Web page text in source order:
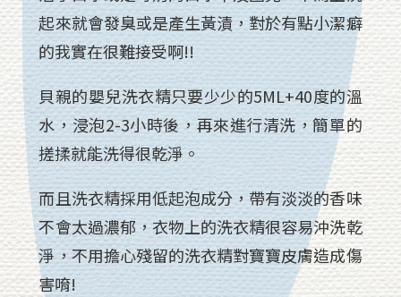
起來就會發臭或是產生黃漬，對於有點小潔癖
的我實在很難接受啊!!
貝親的嬰兒洗衣精只要少少的5ML+40度的溫
水，浸泡2-3小時後，再來進行清洗，簡單的
搓揉就能洗得很乾淨。
而且洗衣精採用低起泡成分，帶有淡淡的香味
不會太過濃郁，衣物上的洗衣精很容易沖洗乾
淨，不用擔心殘留的洗衣精對寶寶皮膚造成傷
害唷!